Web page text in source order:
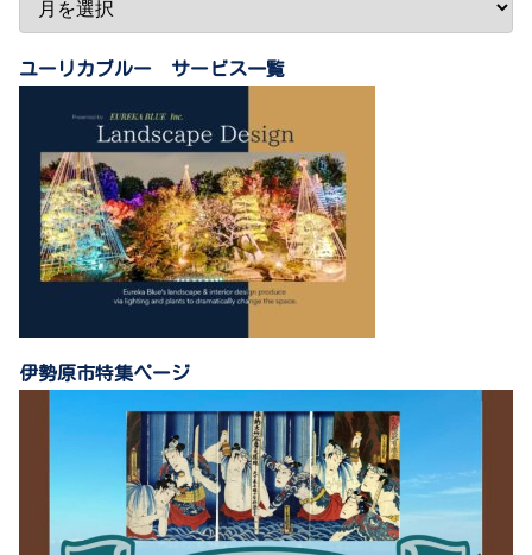
ユーリカブルー サービス一覧
伊勢原市特集ページ